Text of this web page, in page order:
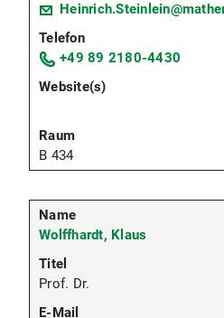
+49 89 2180-4430
B 434
Wolffhardt, Klaus
Prof. Dr.